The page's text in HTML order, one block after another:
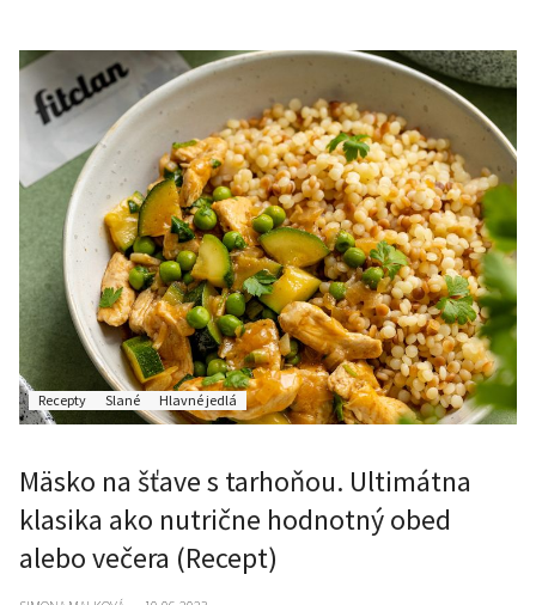
Recepty Slané Hlavné jedlá
Mäsko na šťave s tarhoňou. Ultimátna
klasika ako nutrične hodnotný obed
alebo večera (Recept)